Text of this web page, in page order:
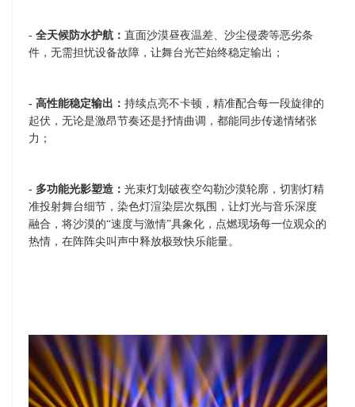
- 全天候防水护航： 直面沙漠昼夜温差、沙尘侵袭等恶劣条
件，无需担忧设备故障，让舞台光芒始终稳定输出；
- 高性能稳定输出： 持续点亮不卡顿，精准配合每一段旋律的
起伏，无论是激昂节奏还是抒情曲调，都能同步传递情绪张
力；
- 多功能光影塑造： 光束灯划破夜空勾勒沙漠轮廓，切割灯精
准投射舞台细节，染色灯渲染层次氛围，让灯光与音乐深度
融合，将沙漠的“速度与激情”具象化，点燃现场每一位观众的
热情，在阵阵尖叫声中释放极致快乐能量。